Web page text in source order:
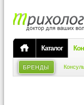
Каталог
БРЕНДЫ